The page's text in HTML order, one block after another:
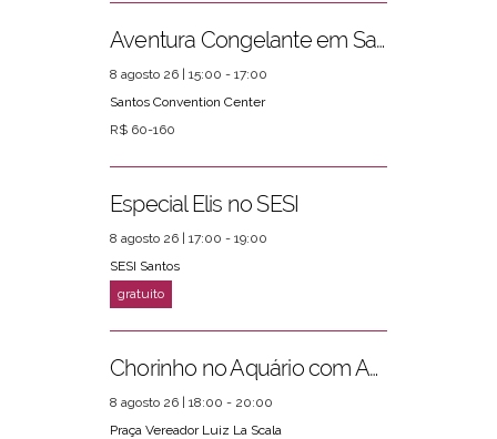
Aventura Congelante em Santos
8 agosto 26 | 15:00 - 17:00
Santos Convention Center
R$ 60-160
Especial Elis no SESI
8 agosto 26 | 17:00 - 19:00
SESI Santos
Chorinho no Aquário com Amigos da Música e Mari Torres
8 agosto 26 | 18:00 - 20:00
Praça Vereador Luiz La Scala